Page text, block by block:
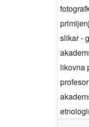
slikar -
likovna